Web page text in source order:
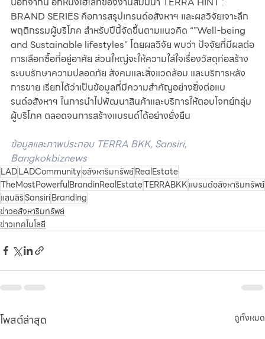
BRAND SERIES คือการสรุปเทรนด์อสังหาฯ และผลวิจัยเจาะลึก
พฤติกรรมผู้บริโภค สำหรับปีนี้จัดขึ้นตามแนวคิด “”Well-being
and Sustainable lifestyles” โดยผลวิจัย พบว่า ปัจจัยที่มีผลต่อ
การเลือกซื้อที่อยู่อาศัย ส่วนใหญ่จะให้ความใส่ใจเรื่องวัสดุก่อสร้าง
ระบบรักษาความปลอดภัย สังคมและสิ่งแวดล้อม และบริการหลัง
การขาย เรียกได้ว่าเป็นข้อมูลที่มีความสำคัญอย่างยิ่งต่อแบ
รนด์อสังหาฯ ในการนำไปพัฒนาสินค้าและบริการให้ตอบโจทย์กลุ่ม
ผู้บริโภค ตลอดจนการสร้างแบรนด์ได้อย่างยั่งยืน
ข้อมูลและภาพประกอบ TERRA BKK, Sansiri,
Bangkokbiznews
LADLADCommunityอสังหาริมทรัพย์RealEstate
TheMostPowerfulBrandinRealEstateTERRABKKแบรนด์อสังหาริมทรัพย์
แสนสิริSansiriBranding
ข่าวอสังหาริมทรัพย์
ข่าวเทคโนโลยี
โพสต์ล่าสุด ดูทั้งหมด